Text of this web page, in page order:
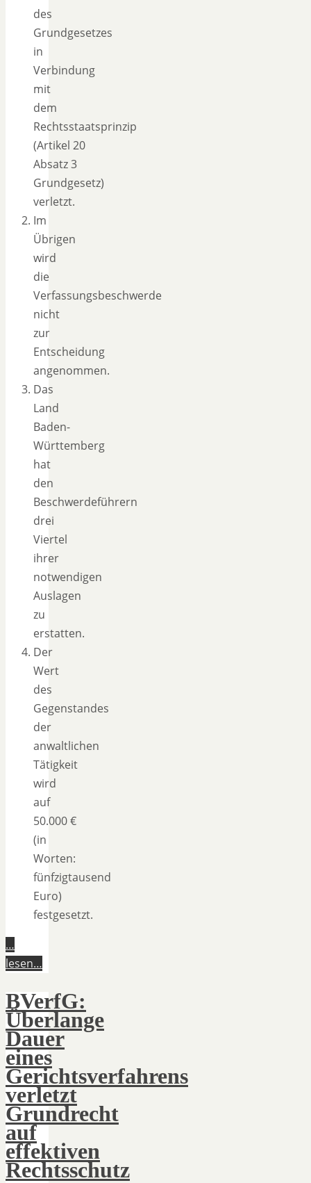
des
Grundgesetzes
in
Verbindung
mit
dem
Rechtsstaatsprinzip
(Artikel 20
Absatz 3
Grundgesetz)
verletzt.
Im
Übrigen
wird
die
Verfassungsbeschwerde
nicht
zur
Entscheidung
angenommen.
Das
Land
Baden-
Württemberg
hat
den
Beschwerdeführern
drei
Viertel
ihrer
notwendigen
Auslagen
zu
erstatten.
Der
Wert
des
Gegenstandes
der
anwaltlichen
Tätigkeit
wird
auf
50.000 €
(in
Worten:
fünfzigtausend
Euro)
festgesetzt.
…
lesen…
BVerfG:
Überlange
Dauer
eines
Gerichtsverfahrens
verletzt
Grundrecht
auf
effektiven
Rechtsschutz